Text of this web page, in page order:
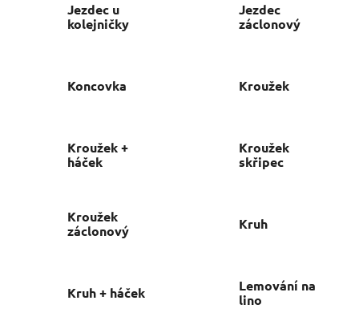
Jezdec u
kolejničky
Jezdec
záclonový
Koncovka Kroužek
Kroužek +
háček
Kroužek
skřipec
Kroužek
záclonový
Kruh
Kruh + háček
Lemování na
lino